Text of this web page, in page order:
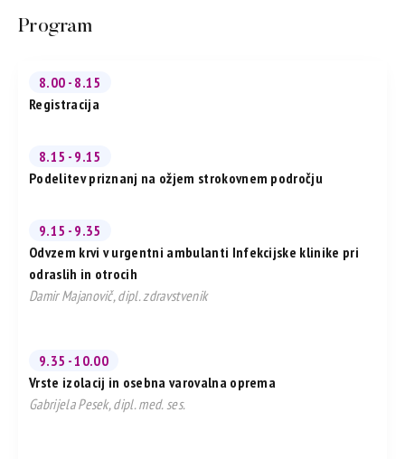
Program
8.00 - 8.15
Registracija
8.15 - 9.15
Podelitev priznanj na ožjem strokovnem področju
9.15 - 9.35
Odvzem krvi v urgentni ambulanti Infekcijske klinike pri
odraslih in otrocih
Damir Majanovič, dipl. zdravstvenik
9.35 - 10.00
Vrste izolacij in osebna varovalna oprema
Gabrijela Pesek, dipl. med. ses.